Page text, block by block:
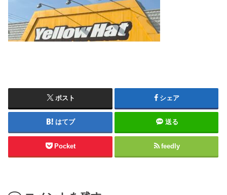
ポスト シェア
はてブ 送る
Pocket feedly